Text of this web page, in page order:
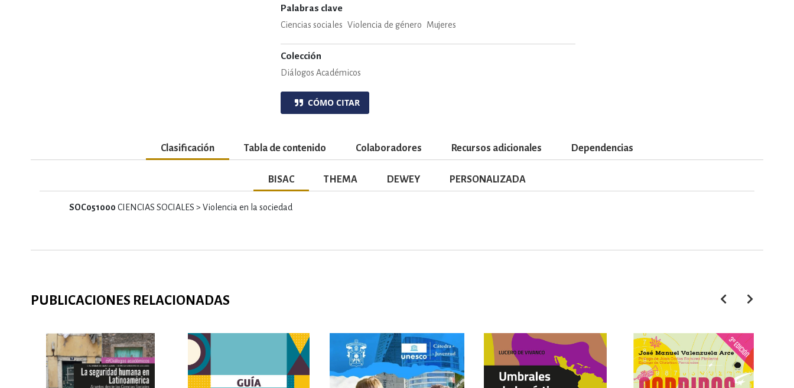
Palabras clave
Ciencias sociales Violencia de género Mujeres
Colección
Diálogos Académicos
CÓMO CITAR
Clasificación Tabla de contenido Colaboradores Recursos adicionales Dependencias
BISAC THEMA DEWEY PERSONALIZADA
SOC051000 CIENCIAS SOCIALES > Violencia en la sociedad
PUBLICACIONES RELACIONADAS